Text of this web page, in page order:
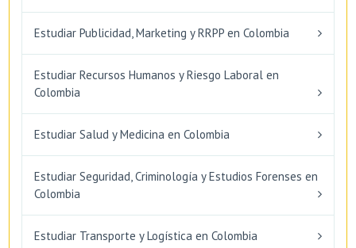
Estudiar Publicidad, Marketing y RRPP en Colombia
Estudiar Recursos Humanos y Riesgo Laboral en
Colombia
Estudiar Salud y Medicina en Colombia
Estudiar Seguridad, Criminología y Estudios Forenses en
Colombia
Estudiar Transporte y Logística en Colombia